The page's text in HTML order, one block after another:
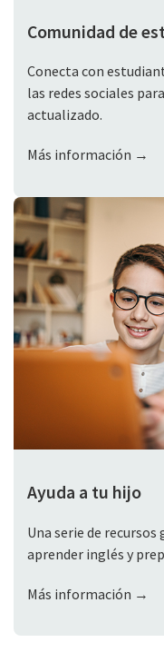
Comunidad de
Conecta con
las redes sociales
actualizado.
Más información →
Ayuda a tu hijo
Una serie de
aprender inglés y
Más información →